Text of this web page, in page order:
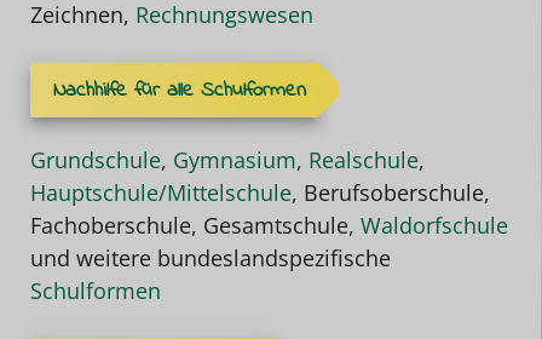
Zeichnen, Rechnungswesen
Nachhilfe für alle Schulformen
Grundschule, Gymnasium, Realschule,
Hauptschule/Mittelschule, Berufsoberschule,
Fachoberschule, Gesamtschule, Waldorfschule
und weitere bundeslandspezifische
Schulformen